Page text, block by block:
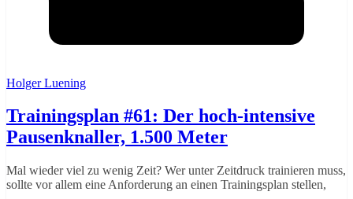
Holger Luening
Trainingsplan #61: Der hoch-intensive
Pausenknaller, 1.500 Meter
Mal wieder viel zu wenig Zeit? Wer unter Zeitdruck trainieren muss,
sollte vor allem eine Anforderung an einen Trainingsplan stellen,